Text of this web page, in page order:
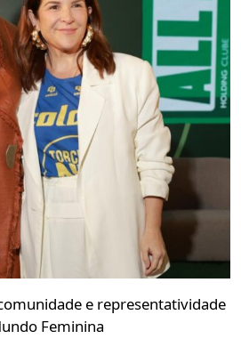
e representatividade
Feminina